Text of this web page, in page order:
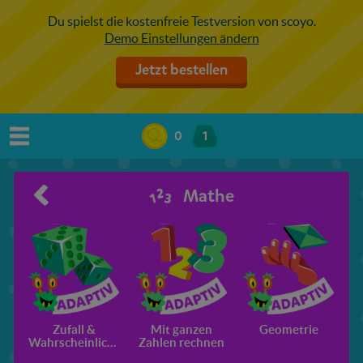
Du spielst die kostenfreie Testversion von scoyo.
Demo Einstellungen ändern
Jetzt bestellen
0 1
Mathe
Zufall &
Wahrscheinlichkeit
Mit ganzen
Zahlen rechnen
Geometrie